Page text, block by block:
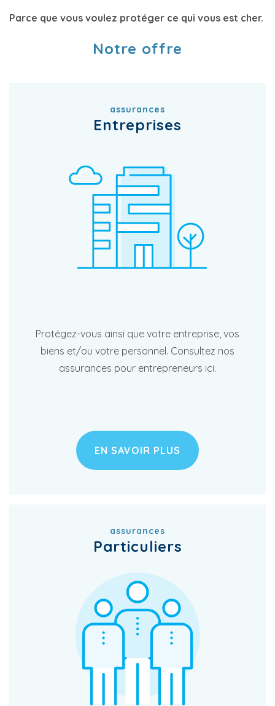
Parce que vous voulez protéger ce qui vous est cher.
Notre offre
assurances
Entreprises
Protégez-vous ainsi que votre entreprise, vos
biens et/ou votre personnel. Consultez nos
assurances pour entrepreneurs ici.
EN SAVOIR PLUS
assurances
Particuliers